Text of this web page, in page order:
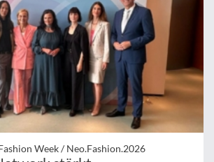
Week / Neo.Fashion.2026